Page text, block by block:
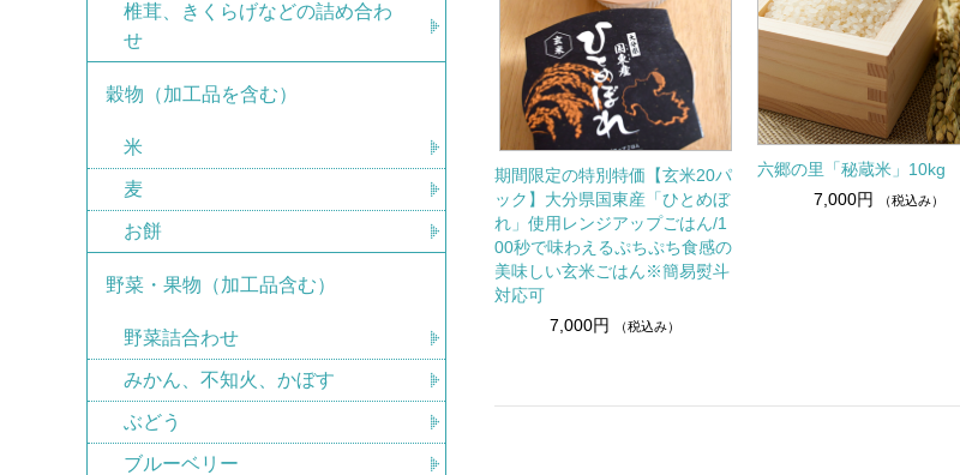
期間限定の特別特価【玄米20パ
ック】大分県国東産「ひとめぼ
れ」使用レンジアップごはん/1
00秒で味わえるぷちぷち食感の
美味しい玄米ごはん※簡易熨斗
対応可
7,000円
（税込み）
六郷の里「秘蔵米」10kg
7,000円
（税込み）
椎茸、きくらげなどの詰め合わ
せ
穀物（加工品を含む）
米
麦
お餅
野菜・果物（加工品含む）
野菜詰合わせ
みかん、不知火、かぼす
ぶどう
ブルーベリー